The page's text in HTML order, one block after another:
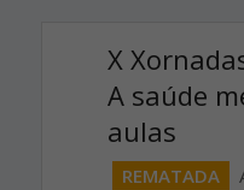
X
A saúde
aulas
REMATADA